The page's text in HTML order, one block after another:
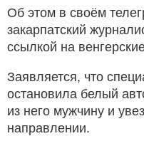
Об этом в своём
закарпатский
ссылкой на
Заявляется, что
остановила белый
из него мужчину и
направлении.